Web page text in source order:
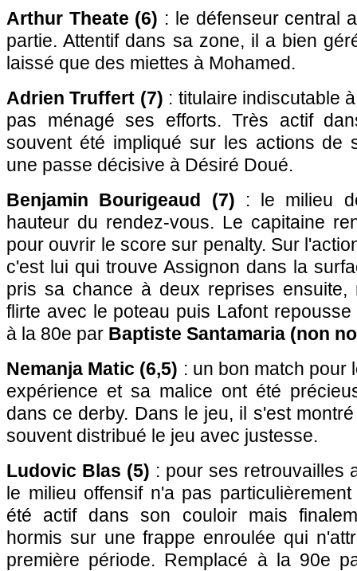
Arthur Theate (6) : le défenseur central
partie. Attentif dans sa zone, il a bien
laissé que des miettes à Mohamed.
Adrien Truffert (7) : titulaire indiscutable
pas ménagé ses efforts. Très actif
souvent été impliqué sur les actions de
une passe décisive à Désiré Doué.
Benjamin Bourigeaud (7) : le milieu
hauteur du rendez-vous. Le capitaine
pour ouvrir le score sur penalty. Sur
c'est lui qui trouve Assignon dans la
pris sa chance à deux reprises ensuite,
flirte avec le poteau puis Lafont
à la 80e par Baptiste Santamaria (non
Nemanja Matic (6,5) : un bon match pour
expérience et sa malice ont été
dans ce derby. Dans le jeu, il s'est
souvent distribué le jeu avec justesse.
Ludovic Blas (5) : pour ses retrouvailles
le milieu offensif n'a pas
été actif dans son couloir mais
hormis sur une frappe enroulée qui
première période. Remplacé à la 90e